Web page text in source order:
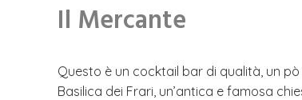
Il Mercante
Questo è un cocktail bar di qualità, un
Basilica dei Frari, un’antica e famosa